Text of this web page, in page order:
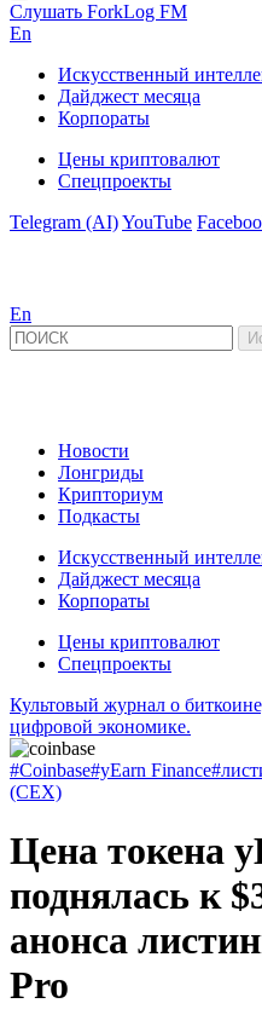
Слушать ForkLog FM
En
Искусственный
Дайджест месяца
Корпораты
Цены криптовалют
Спецпроекты
Telegram (AI)YouTube
En
Новости
Лонгриды
Крипториум
Подкасты
Искусственный
Дайджест месяца
Корпораты
Цены криптовалют
Спецпроекты
Культовый журнал о
цифровой экономике.
#Coinbase#yEarn Finance
(CEX)
Цена токена
поднялась к
анонса
Pro